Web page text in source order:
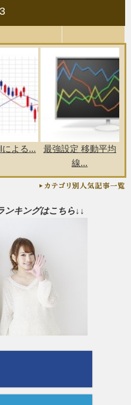
よる...
最強設定 移動平均
線...
ンキングはこちら↓↓